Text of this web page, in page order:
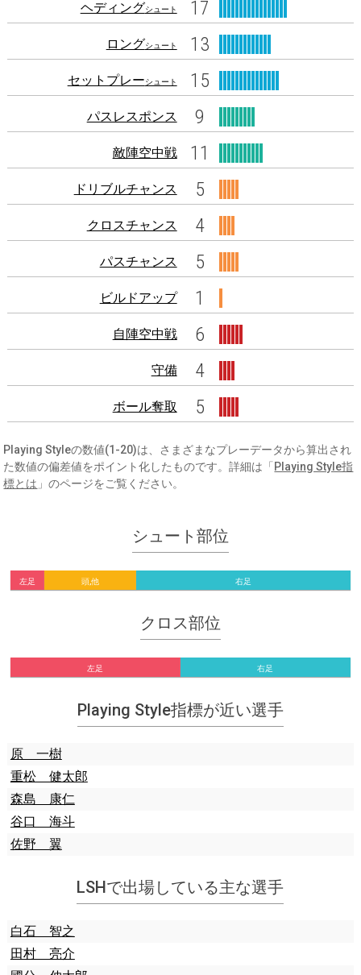
ヘディングシュート 17
ロングシュート 13
セットプレーシュート 15
パスレスポンス 9
敵陣空中戦 11
ドリブルチャンス 5
クロスチャンス 4
パスチャンス 5
ビルドアップ 1
自陣空中戦 6
守備 4
ボール奪取 5
Playing Styleの数値(1-20)は、さまざまなプレーデータから算出され
た数値の偏差値をポイント化したものです。詳細は「 Playing Style指
標とは 」のページをご覧ください。
シュート部位
左足 頭,他 右足
クロス部位
左足 右足
Playing Style指標が近い選手
原 一樹
重松 健太郎
森島 康仁
谷口 海斗
佐野 翼
LSHで出場している主な選手
白石 智之
田村 亮介